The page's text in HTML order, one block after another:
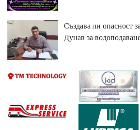
Създава ли опасност
Дунав за